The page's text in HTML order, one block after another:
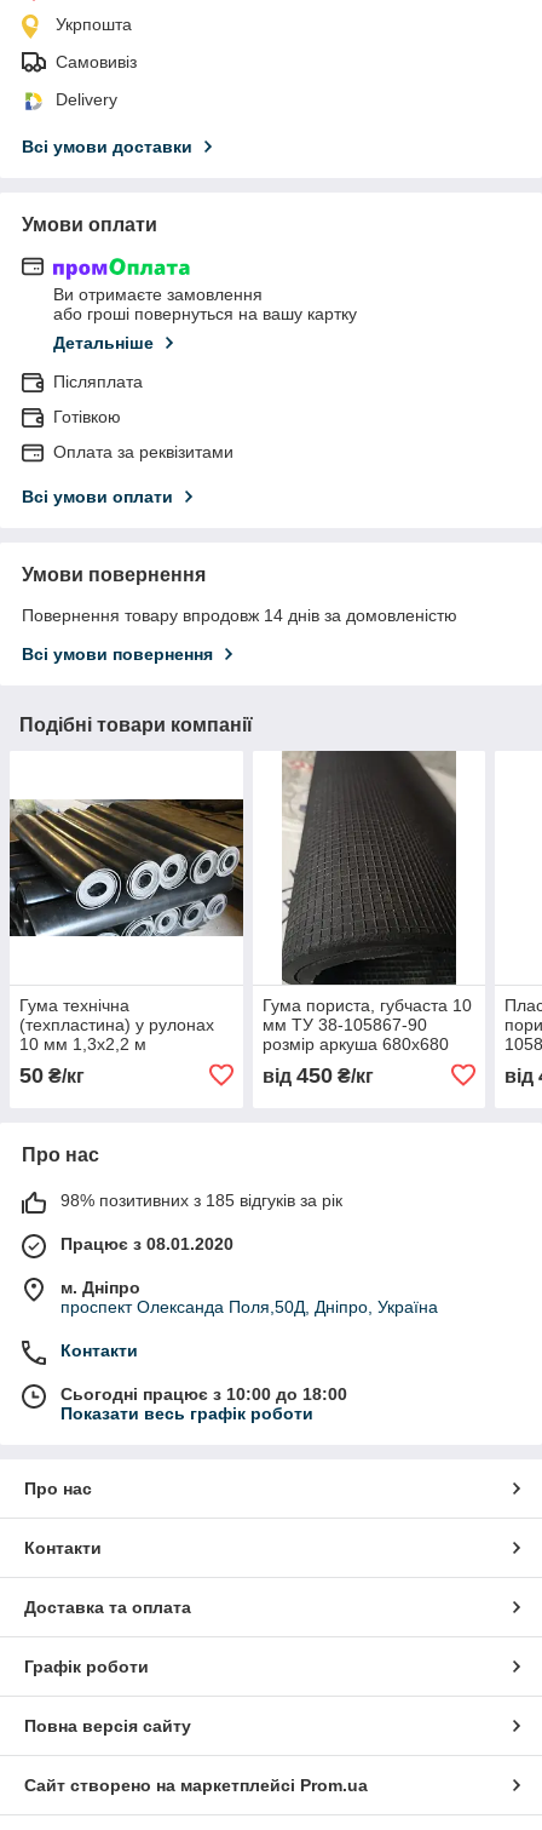
Укрпошта
Самовивіз
Delivery
Всі умови доставки
Умови оплати
Ви отримаєте замовлення
або гроші повернуться на вашу картку
Детальніше
Післяплата
Готівкою
Оплата за реквізитами
Всі умови оплати
Умови повернення
Повернення товару впродовж 14 днів за домовленістю
Всі умови повернення
Подібні товари компанії
Гума технічна
(техпластина) у рулонах
10 мм 1,3х2,2 м
50 ₴/кг
Гума пориста, губчаста 10
мм ТУ 38-105867-90
розмір аркуша 680х680
від 450₴/кг від
Про нас
98% позитивних з 185 відгуків за рік
Працює з 08.01.2020
м. Дніпро
проспект Олександа Поля,50Д, Дніпро, Україна
Контакти
Сьогодні працює з 10:00 до 18:00
Показати весь графік роботи
Про нас
Контакти
Доставка та оплата
Графік роботи
Повна версія сайту
Сайт створено на маркетплейсі Prom.ua